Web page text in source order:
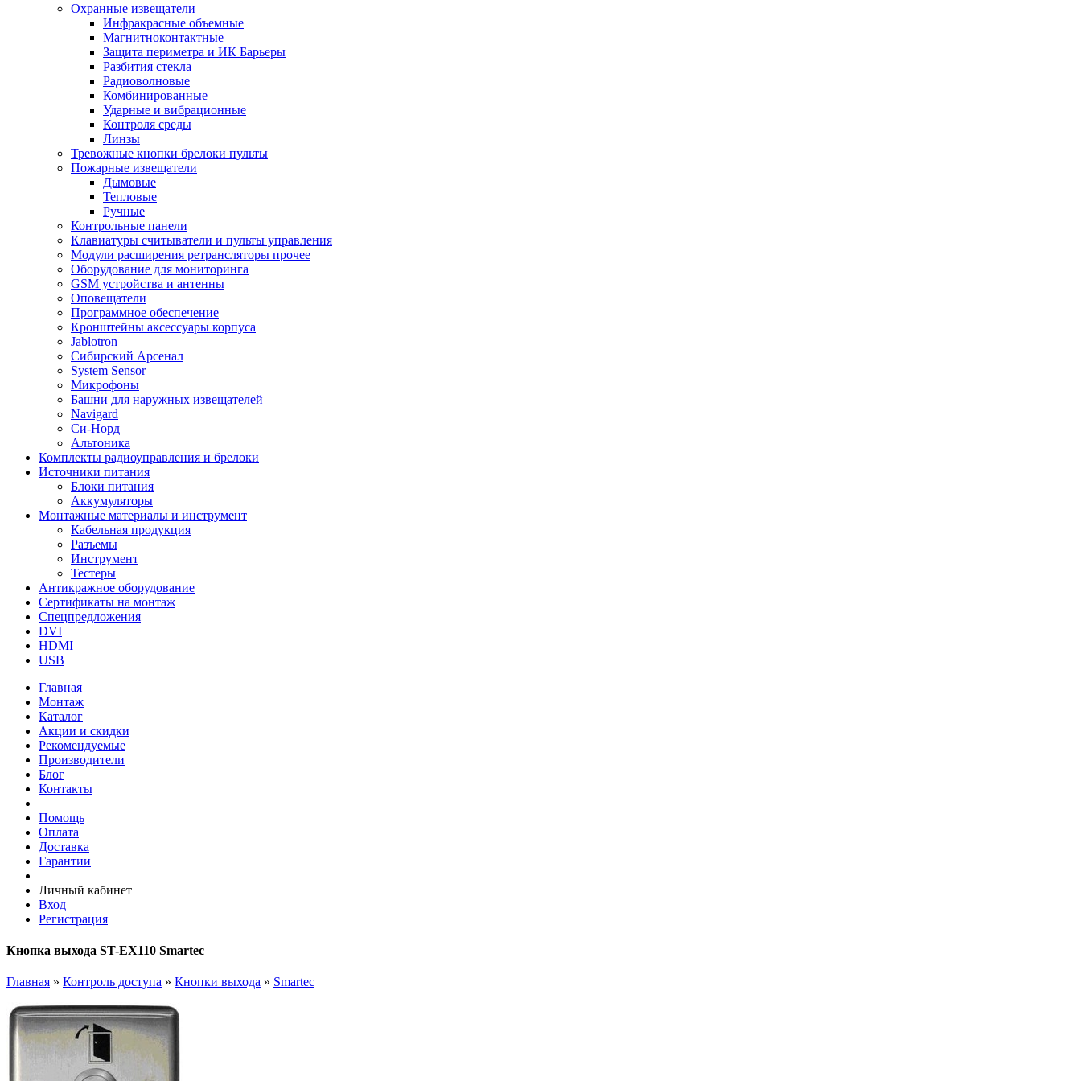
Охранные извещатели
Инфракрасные объемные
Магнитноконтактные
Защита периметра и ИК Барьеры
Разбития стекла
Радиоволновые
Комбинированные
Ударные и вибрационные
Контроля среды
Линзы
Тревожные кнопки брелоки пульты
Пожарные извещатели
Дымовые
Тепловые
Ручные
Контрольные панели
Клавиатуры считыватели и пульты управления
Модули расширения ретрансляторы прочее
Оборудование для мониторинга
GSM устройства и антенны
Оповещатели
Программное обеспечение
Кронштейны аксессуары корпуса
Jablotron
Сибирский Арсенал
System Sensor
Микрофоны
Башни для наружных извещателей
Navigard
Си-Норд
Альтоника
Комплекты радиоуправления и брелоки
Источники питания
Блоки питания
Аккумуляторы
Монтажные материалы и инструмент
Кабельная продукция
Разъемы
Инструмент
Тестеры
Антикражное оборудование
Сертификаты на монтаж
Спецпредложения
DVI
HDMI
USB
Главная
Монтаж
Каталог
Акции и скидки
Рекомендуемые
Производители
Блог
Контакты
Помощь
Оплата
Доставка
Гарантии
Личный кабинет
Вход
Регистрация
Кнопка выхода ST-EX110 Smartec
Главная » Контроль доступа » Кнопки выхода » Smartec